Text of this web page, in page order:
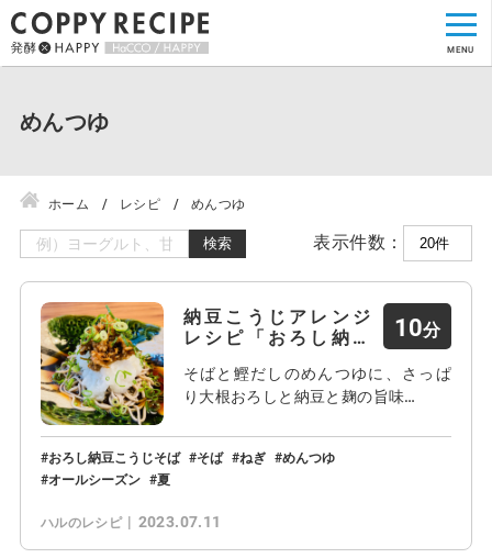
めんつゆ
ホーム レシピ めんつゆ
検索 表示件数：
納豆こうじアレンジ
レシピ「おろし納豆
10
そばと鰹だしのめんつゆに、さっぱ
り大根おろしと納豆と麹の旨味…
おろし納豆こうじそば そば ねぎ
めんつゆ
オールシーズン
夏
ハルのレシピ 2023.07.11